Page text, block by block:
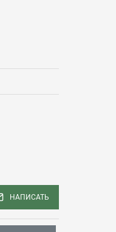
НАПИСАТЬ